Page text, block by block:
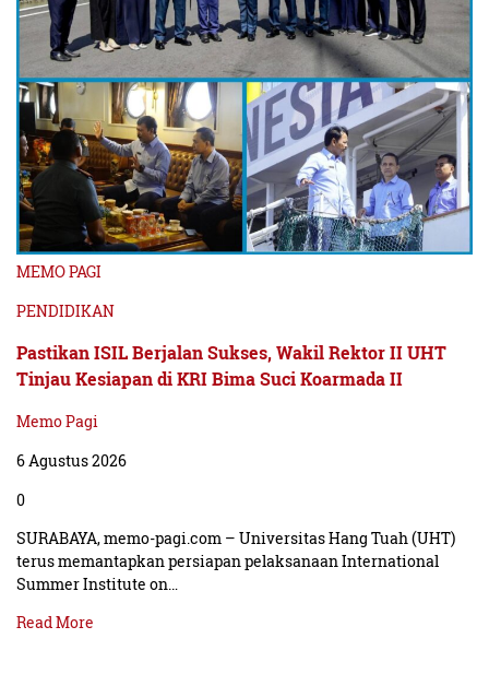
MEMO PAGI
PENDIDIKAN
Pastikan ISIL Berjalan Sukses, Wakil Rektor II UHT
Tinjau Kesiapan di KRI Bima Suci Koarmada II
Memo Pagi
6 Agustus 2026
0
SURABAYA, memo-pagi.com – Universitas Hang Tuah (UHT)
terus memantapkan persiapan pelaksanaan International
Summer Institute on…
Read More